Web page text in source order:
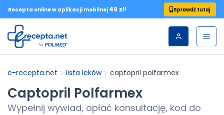
Recepta online w aplikacji mobilnej 49 zł! Sprawdź tutaj
e-recepta.net lista leków captopril polfarmex
Captopril Polfarmex
Wypełnij wywiad, opłać konsultację, kod do